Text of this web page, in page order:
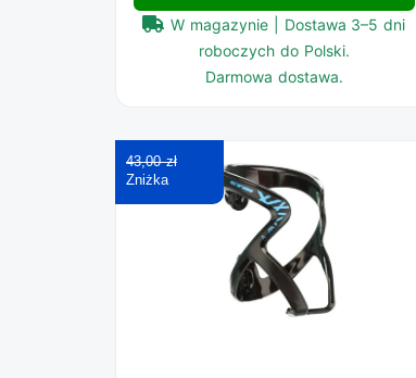
W magazynie | Dostawa 3–5 dni
roboczych do Polski.
Darmowa dostawa.
43,00 zł